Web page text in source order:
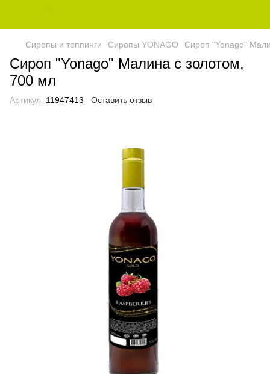
Сиропы и топпинги Сиропы YONAGO Сироп "Yonago"
Сироп "Yonago" Малина с золотом,
700 мл
Артикул: 11947413 Оставить отзыв